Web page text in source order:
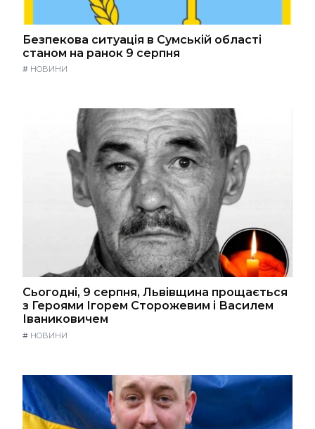
Безпекова ситуація в Сумській області
станом на ранок 9 серпня
# НОВИНИ
Сьогодні, 9 серпня, Львівщина прощається
з Героями Ігорем Сторожевим і Василем
Іваниковичем
# НОВИНИ